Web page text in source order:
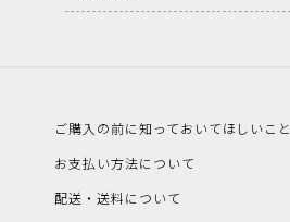
ご購入の前に知っておいてほしいこと
お支払い方法について
配送・送料について